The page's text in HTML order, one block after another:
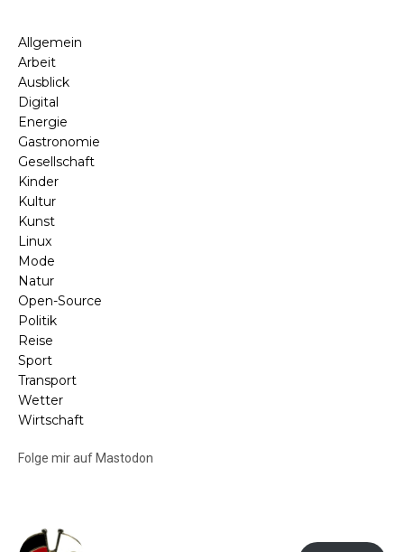
Allgemein
Arbeit
Ausblick
Digital
Energie
Gastronomie
Gesellschaft
Kinder
Kultur
Kunst
Linux
Mode
Natur
Open-Source
Politik
Reise
Sport
Transport
Wetter
Wirtschaft
Folge mir auf Mastodon